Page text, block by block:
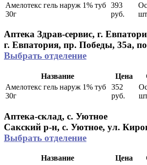
Амелотекс гель наруж 1% туб
30г
393
руб.
Аптека Здрав-сервис, г.
г. Евпатория, пр. Победы, 35а,
Выбрать отделение
Название Цена
Амелотекс гель наруж 1% туб
30г
352
руб.
Аптека-склад, с. Уютное
Сакский р-н, с. Уютное, ул.
Выбрать отделение
Название Цена